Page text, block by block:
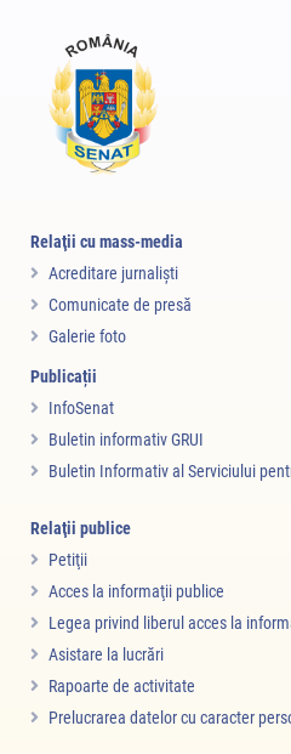
Relaţii cu mass-media
Acreditare jurnalişti
Comunicate de presă
Galerie foto
Publicații
InfoSenat
Buletin informativ GRUI
Buletin Informativ al Serviciului
Relaţii publice
Petiţii
Acces la informaţii publice
Legea privind liberul acces la
Asistare la lucrări
Rapoarte de activitate
Prelucrarea datelor cu caracter